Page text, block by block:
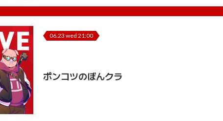
06.23 wed 21:00
ポンコツのぼんクラ